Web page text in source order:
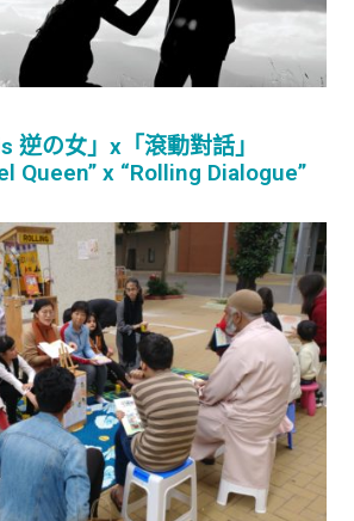
逆の女」x「滾動對話」
Queen” x “Rolling Dialogue”